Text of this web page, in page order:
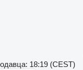
18:19 (CEST)